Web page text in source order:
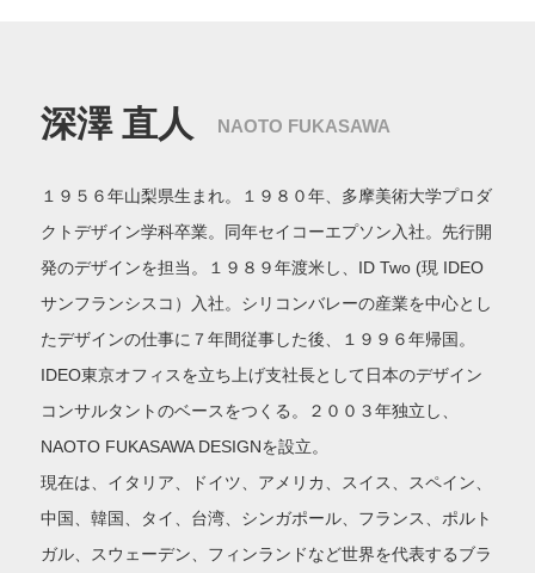
深澤 直人 NAOTO FUKASAWA
１９５６年山梨県生まれ。１９８０年、多摩美術大学プロダ
クトデザイン学科卒業。同年セイコーエプソン入社。先行開
発のデザインを担当。１９８９年渡米し、ID Two (現 IDEO
サンフランシスコ）入社。シリコンバレーの産業を中心とし
たデザインの仕事に７年間従事した後、１９９６年帰国。
IDEO東京オフィスを立ち上げ支社長として日本のデザイン
コンサルタントのベースをつくる。２００３年独立し、
NAOTO FUKASAWA DESIGNを設立。
現在は、イタリア、ドイツ、アメリカ、スイス、スペイン、
中国、韓国、タイ、台湾、シンガポール、フランス、ポルト
ガル、スウェーデン、フィンランドなど世界を代表するブラ